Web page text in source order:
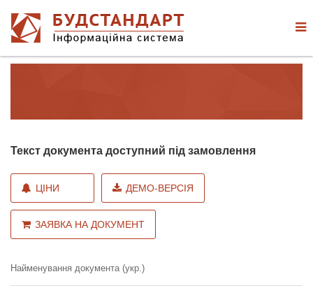
Текст документа доступний під замовлення
ЦІНИ ДЕМО-ВЕРСІЯ
ЗАЯВКА НА ДОКУМЕНТ
Найменування документа (укр.)